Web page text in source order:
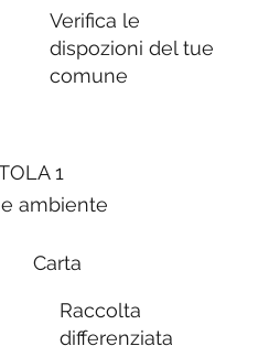
1
ambiente
Carta
Raccolta
differenziata
Verifica le
dispozioni del tue
comune